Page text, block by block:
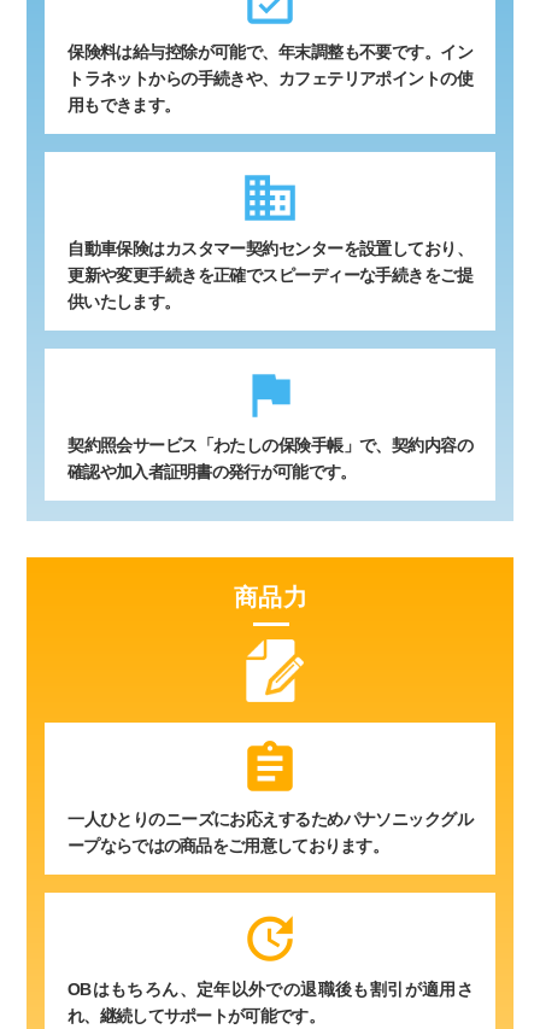
保険料は給与控除が可能で、年末調整も不要です。イン
トラネットからの手続きや、カフェテリアポイントの使
用もできます。
business
自動車保険はカスタマー契約センターを設置しており、
更新や変更手続きを正確でスピーディーな手続きをご提
供いたします。
flag
契約照会サービス「わたしの保険手帳」で、契約内容の
確認や加入者証明書の発行が可能です。
商品力
assignment
一人ひとりのニーズにお応えするためパナソニックグル
ープならではの商品をご用意しております。
update
OBはもちろん、定年以外での退職後も割引が適用さ
れ、継続してサポートが可能です。